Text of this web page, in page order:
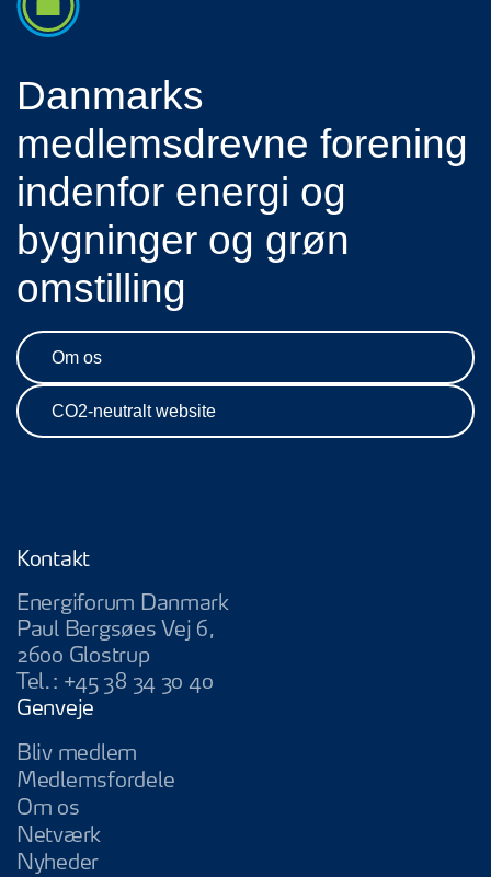
Danmarks
medlemsdrevne forening
indenfor energi og
bygninger og grøn
omstilling
Om os
CO2-neutralt website
Kontakt
Energiforum Danmark
Paul Bergsøes Vej 6,
2600 Glostrup
Tel.: +45 38 34 30 40
Genveje
Bliv medlem
Medlemsfordele
Om os
Netværk
Nyheder